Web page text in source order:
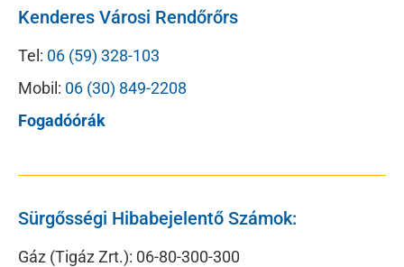
Kenderes Városi Rendőrőrs
Tel: 06 (59) 328-103
Mobil: 06 (30) 849-2208
Fogadóórák
Sürgősségi Hibabejelentő Számok:
Gáz (Tigáz Zrt.): 06-80-300-300